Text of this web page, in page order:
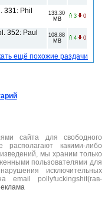
331: Phil
133.30
MB
3 0
352: Paul
108.88
MB
4 0
ещё похожие раздачи
сайта для свободного
какими-либо
мы храним только
пользователями для
исключительных
email pollyfuckingshit(гав-